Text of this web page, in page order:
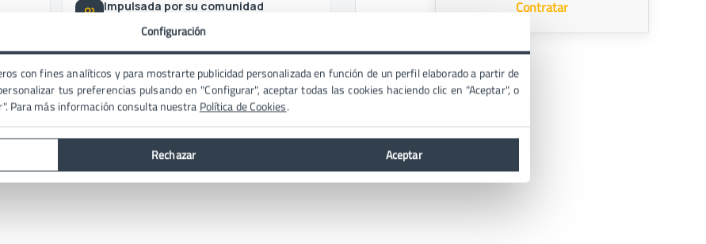
Impulsada por su comunidad
Mantenida por una comunidad
internacional desde hace décadas.
Estable y bien probada
Cada versión estable se prueba a fondo
Contratar
Configuración
con fines analíticos y para mostrarte publicidad personalizada en función de un perfil elaborado a partir de
tus preferencias pulsando en "Configurar", aceptar todas las cookies haciendo clic en "Aceptar", o
Para más información consulta nuestraPolítica de Cookies.
Rechazar Aceptar